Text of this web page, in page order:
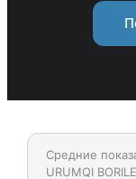
Средние
URUMQI